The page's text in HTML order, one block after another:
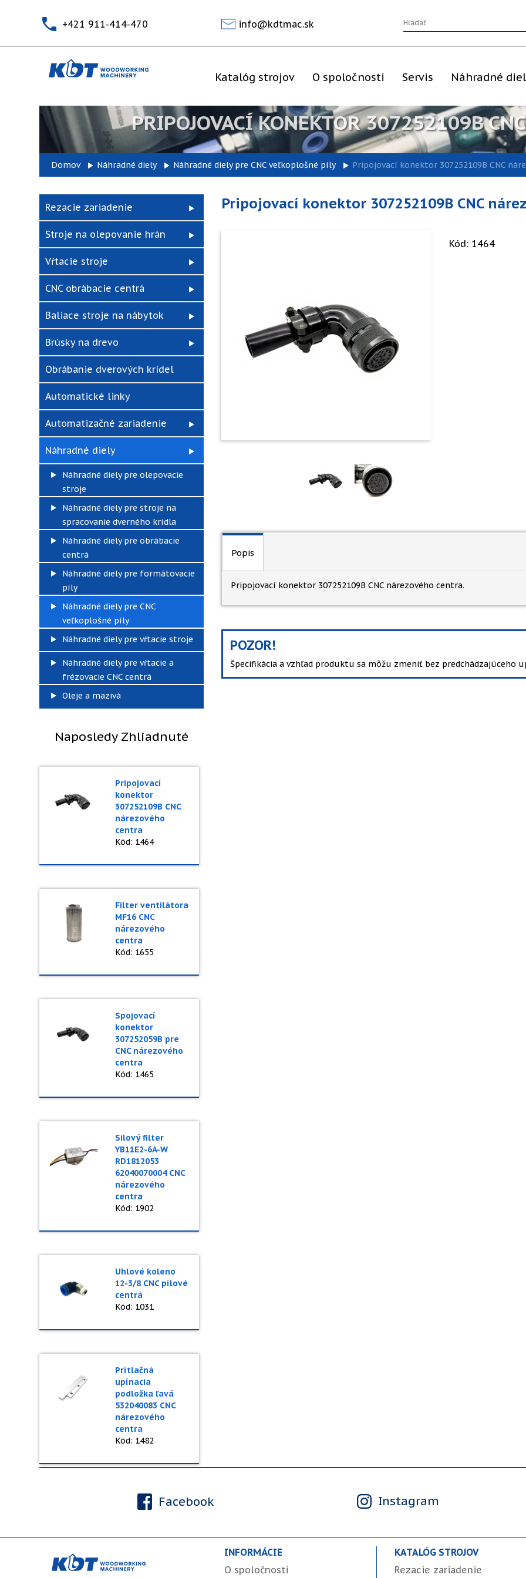
+421 911-414-470 info@kdtmac.sk
Katalóg strojov O spoločnosti Servis Náhradné
PRIPOJOVACÍ KONEKTOR 307252109B
Domov Náhradné diely Náhradné diely pre CNC veľkoplošné píly Pripojovací konektor 307252109B CNC
Rezacie zariadenie
Stroje na olepovanie hrán
Vŕtacie stroje
CNC obrábacie centrá
Baliace stroje na nábytok
Brúsky na drevo
Obrábanie dverových krídel
Automatické linky
Automatizačné zariadenie
Náhradné diely
Náhradné diely pre olepovacie
stroje
Náhradné diely pre stroje na
spracovanie dverného krídla
Náhradné diely pre obrábacie
centrá
Náhradné diely pre formátovacie
píly
Náhradné diely pre CNC
veľkoplošné píly
Náhradné diely pre vŕtacie stroje
Náhradné diely pre vŕtacie a
frézovacie CNC centrá
Oleje a mazivá
Naposledy Zhliadnuté
Pripojovací
konektor
307252109B CNC
nárezového
centra
Kód: 1464
Filter ventilátora
MF16 CNC
nárezového
centra
Kód: 1655
Spojovací
konektor
307252059B pre
CNC nárezového
centra
Kód: 1465
Silový filter
YB11E2-6A-W
RD1812053
62040070004 CNC
nárezového
centra
Kód: 1902
Uhlové koleno
12-3/8 CNC pílové
centrá
Kód: 1031
Prítlačná
upínacia
podložka ľavá
532040083 CNC
nárezového
centra
Kód: 1482
Pripojovací konektor 307252109B CNC
Kód: 1464
Popis
Pripojovací konektor 307252109B CNC nárezového centra.
POZOR!
Špecifikácia a vzhľad produktu sa môžu zmeniť bez predchádzajúceho
Facebook Instagram
INFORMÁCIE
O spoločnosti
KATALÓG STROJOV
Rezacie zariadenie